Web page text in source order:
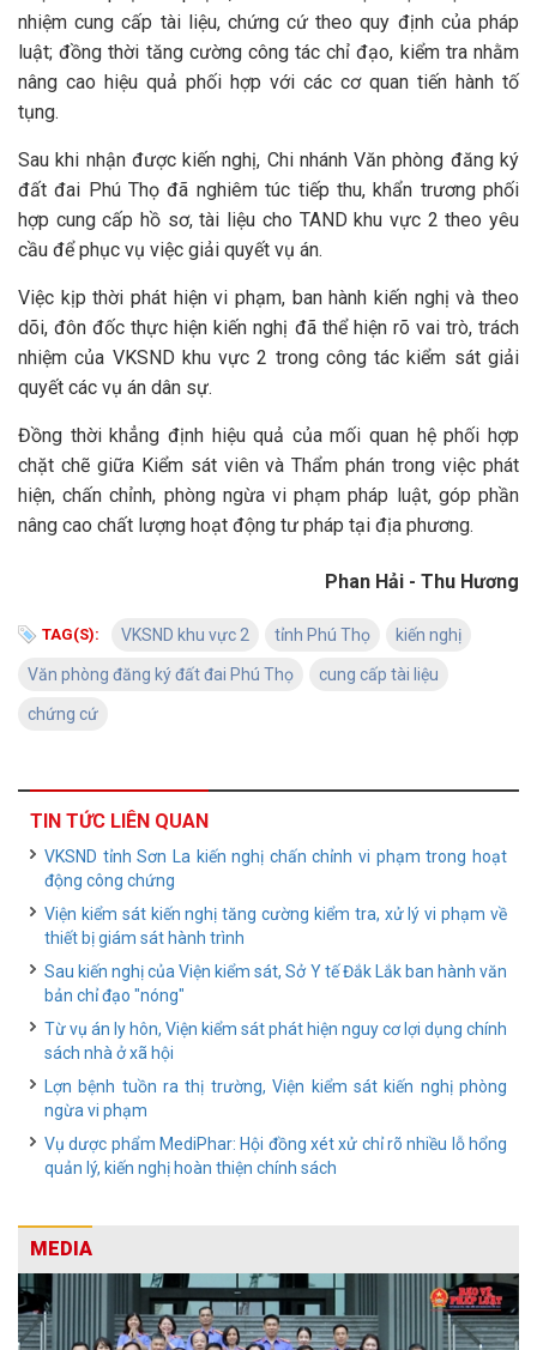
nhiệm cung cấp tài liệu, chứng cứ theo quy định của pháp
luật; đồng thời tăng cường công tác chỉ đạo, kiểm tra nhằm
nâng cao hiệu quả phối hợp với các cơ quan tiến hành tố
tụng.
Sau khi nhận được kiến nghị, Chi nhánh Văn phòng đăng ký
đất đai Phú Thọ đã nghiêm túc tiếp thu, khẩn trương phối
hợp cung cấp hồ sơ, tài liệu cho TAND khu vực 2 theo yêu
cầu để phục vụ việc giải quyết vụ án.
Việc kịp thời phát hiện vi phạm, ban hành kiến nghị và theo
dõi, đôn đốc thực hiện kiến nghị đã thể hiện rõ vai trò, trách
nhiệm của VKSND khu vực 2 trong công tác kiểm sát giải
quyết các vụ án dân sự.
Đồng thời khẳng định hiệu quả của mối quan hệ phối hợp
chặt chẽ giữa Kiểm sát viên và Thẩm phán trong việc phát
hiện, chấn chỉnh, phòng ngừa vi phạm pháp luật, góp phần
nâng cao chất lượng hoạt động tư pháp tại địa phương.
Phan Hải - Thu Hương
TAG(S): VKSND khu vực 2 tỉnh Phú Thọ kiến nghị
Văn phòng đăng ký đất đai Phú Thọ cung cấp tài liệu
chứng cứ
TIN TỨC LIÊN QUAN
VKSND tỉnh Sơn La kiến nghị chấn chỉnh vi phạm trong hoạt
động công chứng
Viện kiểm sát kiến nghị tăng cường kiểm tra, xử lý vi phạm về
thiết bị giám sát hành trình
Sau kiến nghị của Viện kiểm sát, Sở Y tế Đắk Lắk ban hành văn
bản chỉ đạo "nóng"
Từ vụ án ly hôn, Viện kiểm sát phát hiện nguy cơ lợi dụng chính
sách nhà ở xã hội
Lợn bệnh tuồn ra thị trường, Viện kiểm sát kiến nghị phòng
ngừa vi phạm
Vụ dược phẩm MediPhar: Hội đồng xét xử chỉ rõ nhiều lỗ hổng
quản lý, kiến nghị hoàn thiện chính sách
MEDIA